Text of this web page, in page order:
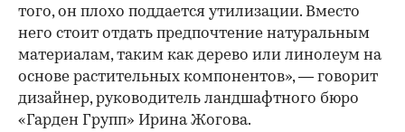
того, он плохо поддается утилизации. Вместо
него стоит отдать предпочтение натуральным
материалам, таким как дерево или линолеум на
основе растительных компонентов», — говорит
дизайнер, руководитель ландшафтного бюро
«Гарден Групп» Ирина Жогова.